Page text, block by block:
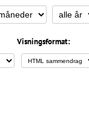
Visningsformat: